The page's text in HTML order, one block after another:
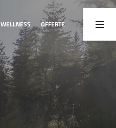
WELLNESS OFFERTE
03 Attività
Escursioni e bici
Attività invernali
Programma settimanale